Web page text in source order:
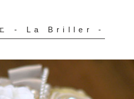
エ - La Briller -